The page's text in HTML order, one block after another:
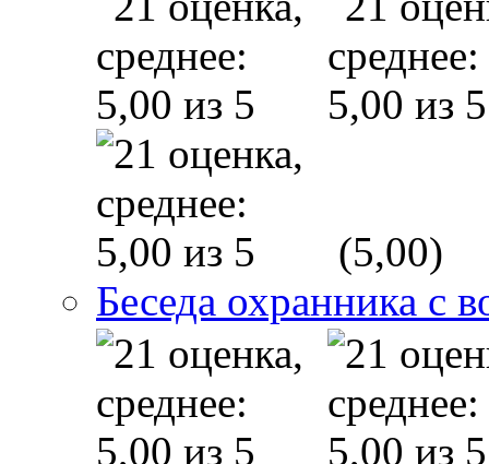
(5,00)
Беседа охранника с